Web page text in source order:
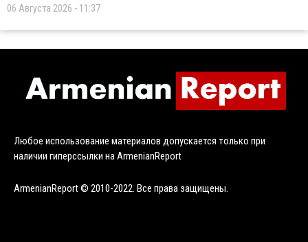
06 Августа 2026 - 11:37
Любое использование материалов допускается только при
наличии гиперссылки на ArmenianReport
ArmenianReport © 2010-2022. Все права защищены.